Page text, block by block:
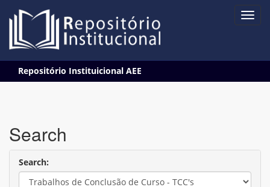
navigation
Repositório Instituicional AEE
Search
Search: